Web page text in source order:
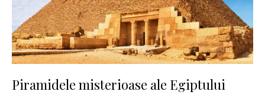
Piramidele misterioase ale Egiptului